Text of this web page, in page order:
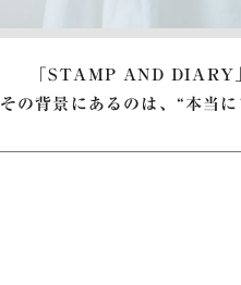
「STAMP AND DIARY
その背景にあるのは、“本当